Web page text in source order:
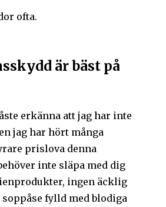
ofta.
är bäst på
erkänna att jag har inte
jag har hört många
prislova denna
inte släpa med dig
ingen äcklig
fylld med blodiga